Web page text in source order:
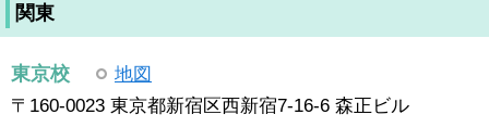
関東
東京校
地図
〒160-0023 東京都新宿区西新宿7-16-6 森正ビル